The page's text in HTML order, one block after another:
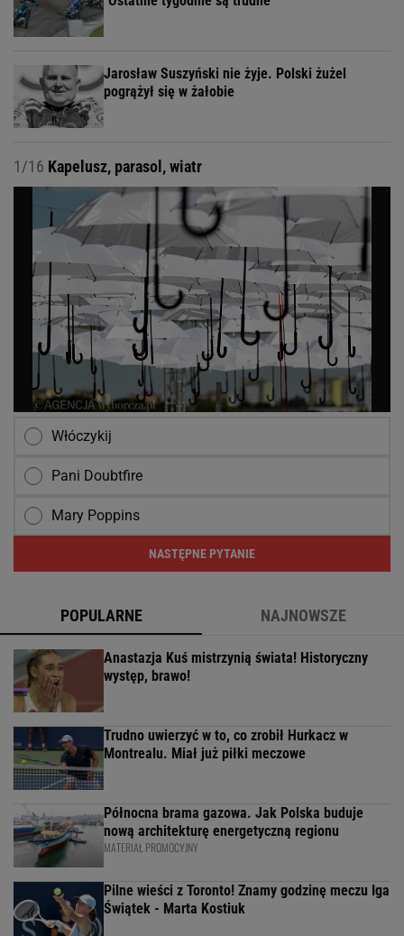
Jarosław Suszyński nie żyje. Polski żużel
pogrążył się w żałobie
1/16 Kapelusz, parasol, wiatr
Włóczykij
Pani Doubtfire
Mary Poppins
NASTĘPNE PYTANIE
POPULARNE NAJNOWSZE
Anastazja Kuś mistrzynią świata! Historyczny
występ, brawo!
Trudno uwierzyć w to, co zrobił Hurkacz w
Montrealu. Miał już piłki meczowe
Północna brama gazowa. Jak Polska buduje
nową architekturę energetyczną regionu
MATERIAŁ PROMOCYJNY
Pilne wieści z Toronto! Znamy godzinę meczu Iga
Świątek - Marta Kostiuk